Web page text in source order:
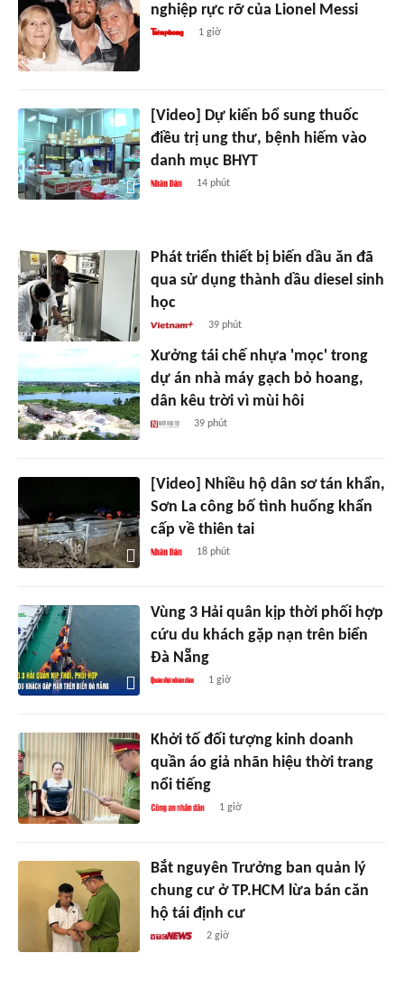
nghiệp rực rỡ của Lionel Messi
1 giờ
[Video] Dự kiến bổ sung thuốc
điều trị ung thư, bệnh hiếm vào
danh mục BHYT
14 phút
Phát triển thiết bị biến dầu ăn đã
qua sử dụng thành dầu diesel sinh
học
39 phút
Xưởng tái chế nhựa 'mọc' trong
dự án nhà máy gạch bỏ hoang,
dân kêu trời vì mùi hôi
39 phút
[Video] Nhiều hộ dân sơ tán khẩn,
Sơn La công bố tình huống khẩn
cấp về thiên tai
18 phút
Vùng 3 Hải quân kịp thời phối hợp
cứu du khách gặp nạn trên biển
Đà Nẵng
1 giờ
Khởi tố đối tượng kinh doanh
quần áo giả nhãn hiệu thời trang
nổi tiếng
1 giờ
Bắt nguyên Trưởng ban quản lý
chung cư ở TP.HCM lừa bán căn
hộ tái định cư
2 giờ